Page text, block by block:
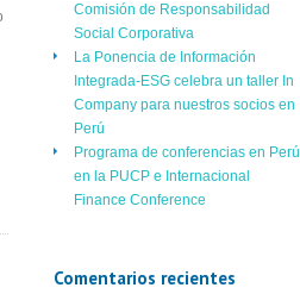
Comisión de Responsabilidad
Social Corporativa
La Ponencia de Información
Integrada-ESG celebra un taller In
Company para nuestros socios en
Perú
Programa de conferencias en Perú
en la PUCP e Internacional
Finance Conference
Comentarios recientes